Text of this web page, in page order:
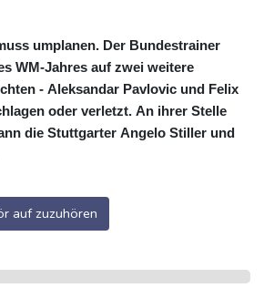
umplanen. Der Bundestrainer
WM-Jahres auf zwei weitere
- Aleksandar Pavlovic und Felix
oder verletzt. An ihrer Stelle
die Stuttgarter Angelo Stiller und
auf zuzuhören